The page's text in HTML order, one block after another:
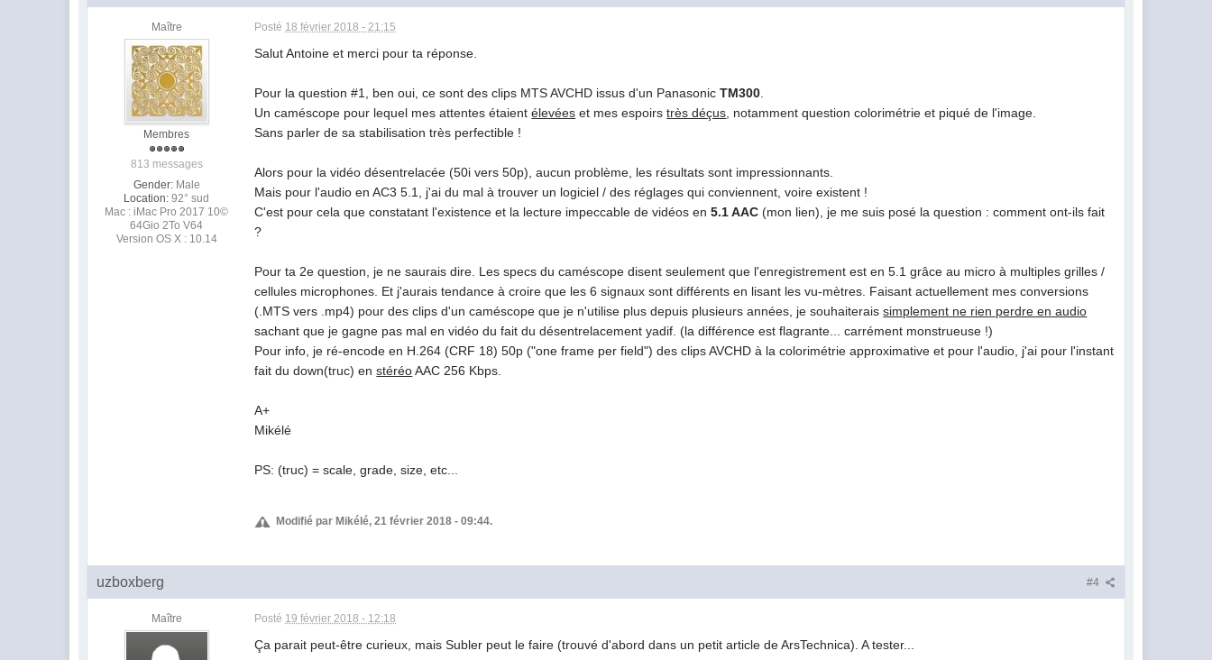
Maître
Membres
813 messages
Gender: Male
Location: 92° sud
Mac : iMac Pro 2017 10©
64Gio 2To V64
Version OS X : 10.14
Posté 18 février 2018 - 21:15
Salut Antoine et merci pour ta réponse.
Pour la question #1, ben oui, ce sont des clips MTS AVCHD issus d'un PanasonicTM300.
Un caméscope pour lequel mes attentes étaientélevées et mes espoirstrès déçus, notamment question colorimétrie et piqué de l'image.
Sans parler de sa stabilisation très perfectible !
Alors pour la vidéo désentrelacée (50i vers 50p), aucun problème, les résultats sont impressionnants.
Mais pour l'audio en AC3 5.1, j'ai du mal à trouver un logiciel / des réglages qui conviennent, voire existent !
C'est pour cela que constatant l'existence et la lecture impeccable de vidéos en5.1 AAC (mon lien), je me suis posé la question : comment ont-ils fait
?
Pour ta 2e question, je ne saurais dire. Les specs du caméscope disent seulement que l'enregistrement est en 5.1 grâce au micro à multiples grilles /
cellules microphones. Et j'aurais tendance à croire que les 6 signaux sont différents en lisant les vu-mètres. Faisant actuellement mes conversions
(.MTS vers .mp4) pour des clips d'un caméscope que je n'utilise plus depuis plusieurs années, je souhaiteraissimplement ne rien perdre en audio
sachant que je gagne pas mal en vidéo du fait du désentrelacement yadif. (la différence est flagrante... carrément monstrueuse !)
Pour info, je ré-encode en H.264 (CRF 18) 50p ("one frame per field") des clips AVCHD à la colorimétrie approximative et pour l'audio, j'ai pour l'instant
fait du down(truc) enstéréoAAC 256 Kbps.
A+
Mikélé
PS: (truc) = scale, grade, size, etc...
Modifié par Mikélé, 21 février 2018 - 09:44.
#4
uzboxberg
Maître Posté 19 février 2018 - 12:18
Ça parait peut-être curieux, mais Subler peut le faire (trouvé d'abord dans un petit article de ArsTechnica). A tester...